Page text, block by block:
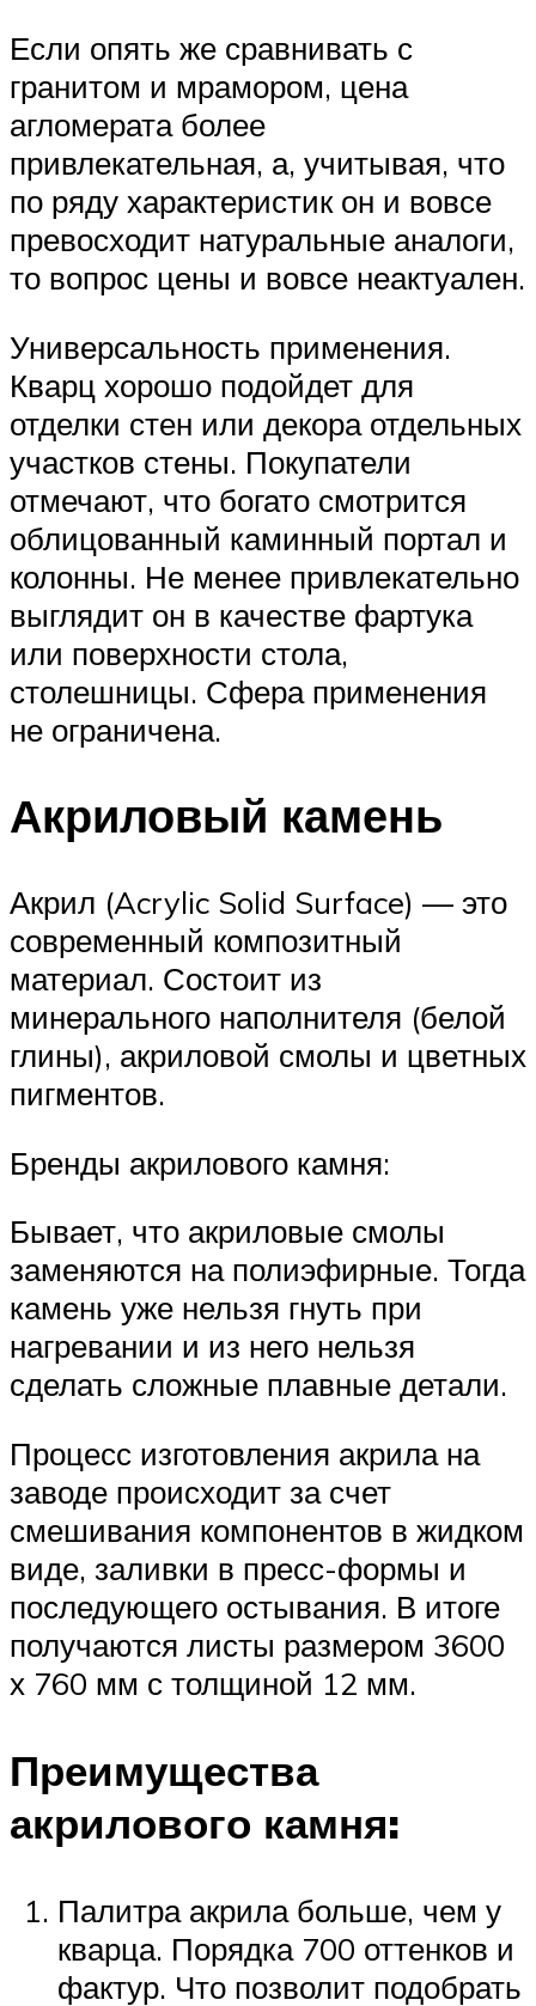
Если опять же сравнивать с
гранитом и мрамором, цена
агломерата более
привлекательная, а, учитывая, что
по ряду характеристик он и вовсе
превосходит натуральные аналоги,
то вопрос цены и вовсе неактуален.
Универсальность применения.
Кварц хорошо подойдет для
отделки стен или декора отдельных
участков стены. Покупатели
отмечают, что богато смотрится
облицованный каминный портал и
колонны. Не менее привлекательно
выглядит он в качестве фартука
или поверхности стола,
столешницы. Сфера применения
не ограничена.
Акриловый камень
Акрил (Acrylic Solid Surface) — это
современный композитный
материал. Состоит из
минерального наполнителя (белой
глины), акриловой смолы и цветных
пигментов.
Бренды акрилового камня:
Бывает, что акриловые смолы
заменяются на полиэфирные. Тогда
камень уже нельзя гнуть при
нагревании и из него нельзя
сделать сложные плавные детали.
Процесс изготовления акрила на
заводе происходит за счет
смешивания компонентов в жидком
виде, заливки в пресс-формы и
последующего остывания. В итоге
получаются листы размером 3600
х 760 мм с толщиной 12 мм.
Преимущества
акрилового камня:
Палитра акрила больше, чем у
кварца. Порядка 700 оттенков и
фактур. Что позволит подобрать